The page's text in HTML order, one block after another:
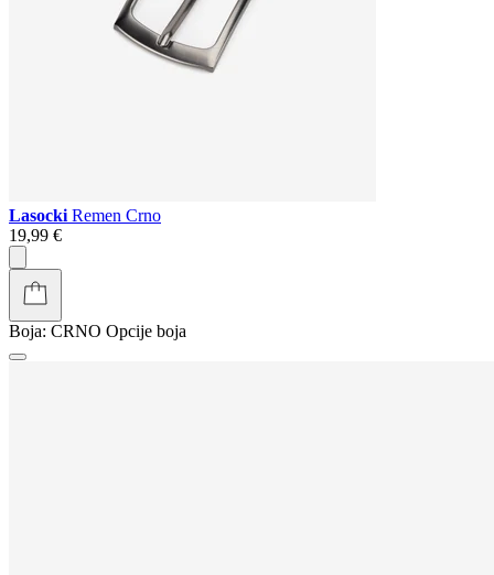
Lasocki Remen Crno
19,99 €
Boja: CRNO Opcije boja